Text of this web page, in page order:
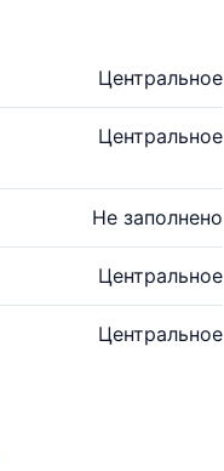
Центральное
Центральное
Не заполнено
Центральное
Центральное